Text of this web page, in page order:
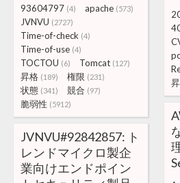
93604797 (4) apache (573)
JVNVU (2727)
Time-of-check (4)
Time-of-use (4)
TOCTOU (6) Tomcat (127)
昇格 (189) 権限 (231)
状態 (341) 競合 (97)
脆弱性 (5912)
JVNVU#92842857: ト
レンドマイクロ製企
業向けエンドポイン